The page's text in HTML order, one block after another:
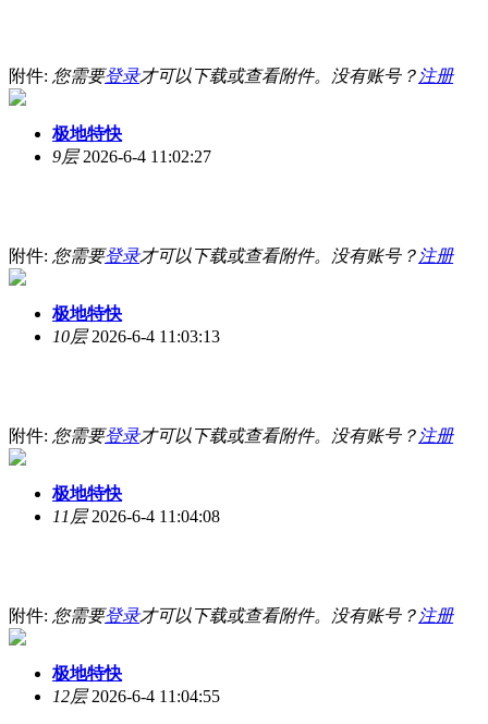
附件: 您需要登录才可以下载或查看附件。没有账号？ 注册
极地特快
9层2026-6-4 11:02:27
附件: 您需要登录才可以下载或查看附件。没有账号？ 注册
极地特快
10层2026-6-4 11:03:13
附件: 您需要登录才可以下载或查看附件。没有账号？ 注册
极地特快
11层2026-6-4 11:04:08
附件: 您需要登录才可以下载或查看附件。没有账号？ 注册
极地特快
12层2026-6-4 11:04:55